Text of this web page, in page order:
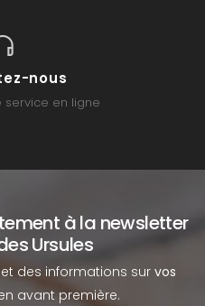
nous
service en ligne
à la newsletter
Ursules
des informations sur vos
avant première.